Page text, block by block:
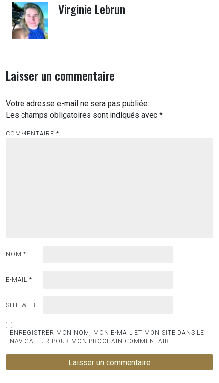
Virginie Lebrun
Laisser un commentaire
Votre adresse e-mail ne sera pas publiée.
Les champs obligatoires sont indiqués avec *
COMMENTAIRE *
NOM *
E-MAIL *
SITE WEB
ENREGISTRER MON NOM, MON E-MAIL ET MON SITE DANS LE
NAVIGATEUR POUR MON PROCHAIN COMMENTAIRE.